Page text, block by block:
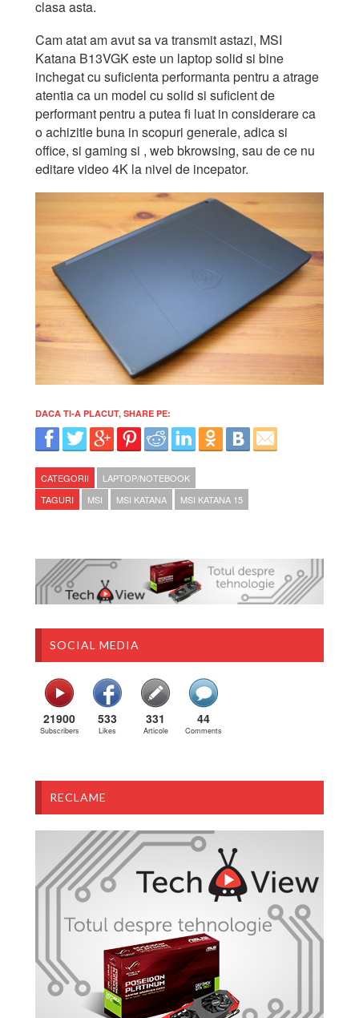
clasa asta.
Cam atat am avut sa va transmit astazi, MSI
Katana B13VGK este un laptop solid si bine
inchegat cu suficienta performanta pentru a atrage
atentia ca un model cu solid si suficient de
performant pentru a putea fi luat in considerare ca
o achizitie buna in scopuri generale, adica si
office, si gaming si , web bkrowsing, sau de ce nu
editare video 4K la nivel de incepator.
DACA TI-A PLACUT, SHARE PE:
CATEGORII
LAPTOP/NOTEBOOK
TAGURI
MSI MSI KATANA MSI KATANA 15
SOCIAL MEDIA
21900
Subscribers
533
Likes
331
Articole
44
Comments
RECLAME